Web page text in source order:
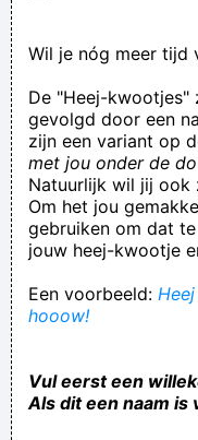
Wil je nóg meer tijd
De "Heej-kwootjes"
gevolgd door een
zijn een variant op
met jou onder de
Natuurlijk wil jij ook
Om het jou
gebruiken om dat
jouw heej-kwootje
Een voorbeeld:
hooow!
Vul eerst een
Als dit een naam is